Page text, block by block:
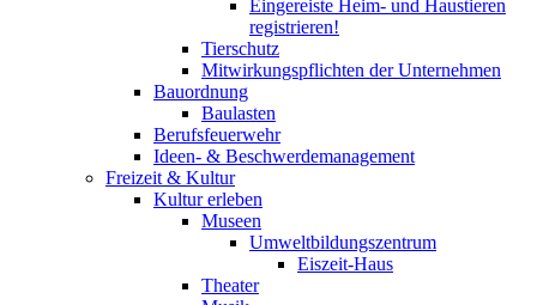
Eingereiste Heim- und Haustieren
registrieren!
Tierschutz
Mitwirkungspflichten der Unternehmen
Bauordnung
Baulasten
Berufsfeuerwehr
Ideen- & Beschwerdemanagement
Freizeit & Kultur
Kultur erleben
Museen
Umweltbildungszentrum
Eiszeit-Haus
Theater